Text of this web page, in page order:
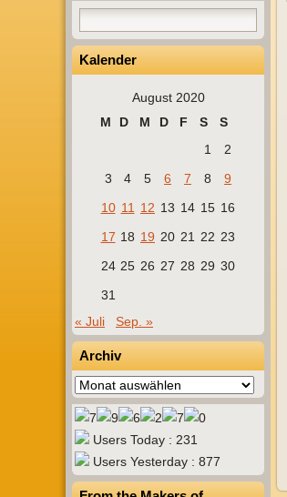
Kalender
August 2020
M
D M D F S
S
1
2
3
4 5 6 7 8
9
10 11 12 13 14 15 16
17 18 19 20 21 22 23
24 25 26 27 28 29 30
31
« Juli
Sep. »
Archiv
Archiv
Users Today : 231
Users Yesterday : 877